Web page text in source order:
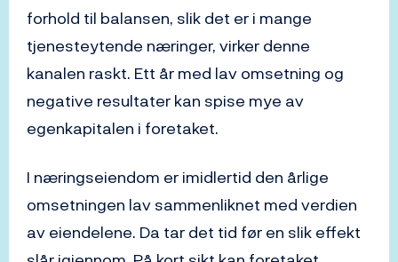
forhold til balansen, slik det er i mange
tjenesteytende næringer, virker denne
kanalen raskt. Ett år med lav omsetning og
negative resultater kan spise mye av
egenkapitalen i foretaket.
I næringseiendom er imidlertid den årlige
omsetningen lav sammenliknet med verdien
av eiendelene. Da tar det tid før en slik effekt